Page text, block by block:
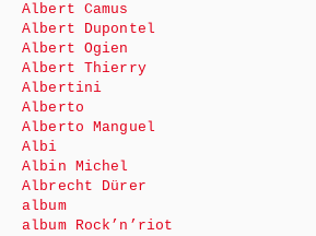
Albert Camus
Albert Dupontel
Albert Ogien
Albert Thierry
Albertini
Alberto
Alberto Manguel
Albi
Albin Michel
Albrecht Dürer
album
album Rock’n’riot